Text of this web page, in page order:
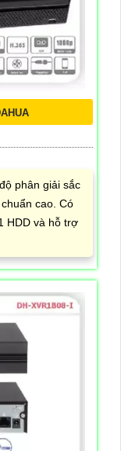
phân giải sắc
cao. Có
HDD và hỗ trợ